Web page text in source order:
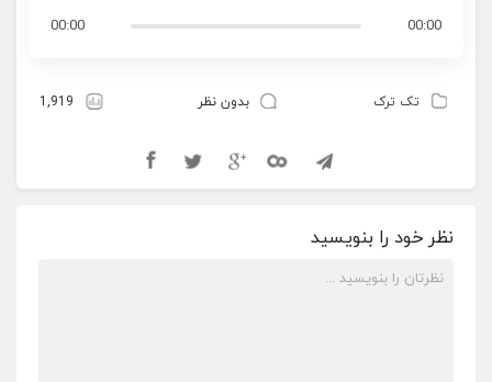
00:00
00:00
تک ترک بدون نظر 1,919
نظر خود را بنویسید